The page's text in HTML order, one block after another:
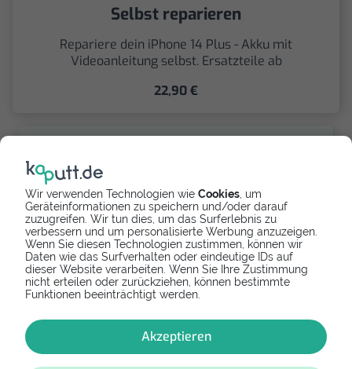
Wir verwenden Technologien wie Cookies , um
Geräteinformationen zu speichern und/oder darauf
zuzugreifen. Wir tun dies, um das Surferlebnis zu
verbessern und um personalisierte Werbung anzuzeigen.
Wenn Sie diesen Technologien zustimmen, können wir
Daten wie das Surfverhalten oder eindeutige IDs auf
dieser Website verarbeiten. Wenn Sie Ihre Zustimmung
nicht erteilen oder zurückziehen, können bestimmte
Funktionen beeinträchtigt werden.
Akzeptieren
Selbst reparieren
Repariere dein iPhone 14 Plus - Akku mit
Videoanleitung selbst. Ersatzteile ab
22,90 €
Spenden
Spende Dein Gerät über
handysfuerdieumwelt.de
für einen guten Zweck.